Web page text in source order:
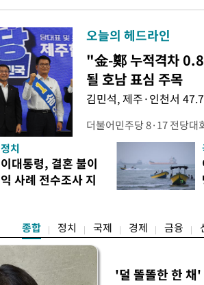
오늘의 헤드라인
"金-鄭 누적격차
될 호남 표심 주목
김민석, 제주·인천서
더불어민주당 8·17 전당대
보가 8일 제주·인천 지역
다. 앞서 정청래 후보 우세
·울산·경남 경선에서 1승
제주·인천 경선에서 이기
정치
이대통령, 결혼 불이
익 사례 전수조사 지
종합 정치 국제 경제 금융
'덜 똘똘한 한